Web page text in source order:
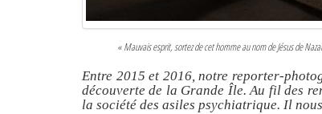
« Mauvais esprit, sortez de cet homme au nom de Jésus de
Entre 2015 et 2016, notre reporter-
découverte de la Grande Île. Au fil des
la société des asiles psychiatrique. Il